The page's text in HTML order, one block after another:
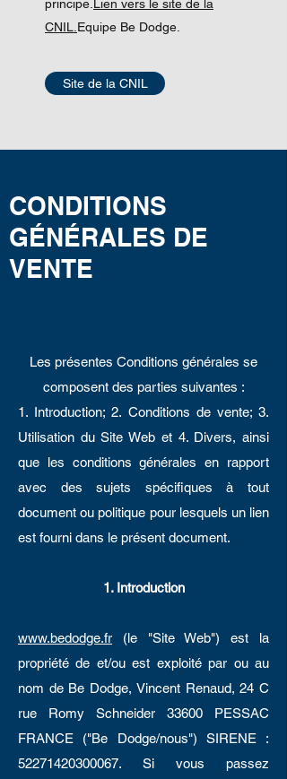
principe. Lien vers le site de la
CNIL. Equipe Be Dodge.
Site de la CNIL
CONDITIONS
GÉNÉRALES DE
VENTE
Les présentes Conditions générales se
composent des parties suivantes :
1. Introduction; 2. Conditions de vente; 3.
Utilisation du Site Web et 4. Divers, ainsi
que les conditions générales en rapport
avec des sujets spécifiques à tout
document ou politique pour lesquels un lien
est fourni dans le présent document.
1. Introduction
www.bedodge.fr (le "Site Web") est la
propriété de et/ou est exploité par ou au
nom de Be Dodge, Vincent Renaud, 24 C
rue Romy Schneider 33600 PESSAC
FRANCE ("Be Dodge/nous") SIRENE :
52271420300067. Si vous passez